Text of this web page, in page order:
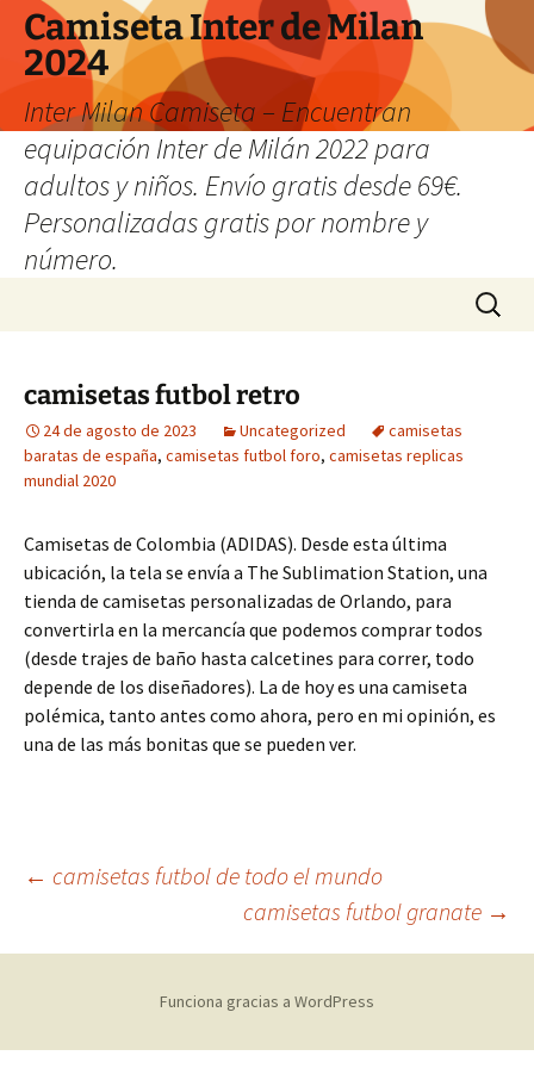
Camiseta Inter de Milan
2024
Inter Milan Camiseta – Encuentran
equipación Inter de Milán 2022 para
adultos y niños. Envío gratis desde 69€.
Personalizadas gratis por nombre y
número.
Buscar:
camisetas futbol retro
24 de agosto de 2023 Uncategorized
camisetas
baratas de españa, camisetas futbol foro, camisetas replicas
mundial 2020
Camisetas de Colombia (ADIDAS). Desde esta última
ubicación, la tela se envía a The Sublimation Station, una
tienda de camisetas personalizadas de Orlando, para
convertirla en la mercancía que podemos comprar todos
(desde trajes de baño hasta calcetines para correr, todo
depende de los diseñadores). La de hoy es una camiseta
polémica, tanto antes como ahora, pero en mi opinión, es
una de las más bonitas que se pueden ver.
Navegación
de
entradas
← camisetas futbol de todo el mundo
camisetas futbol granate →
Funciona gracias a WordPress